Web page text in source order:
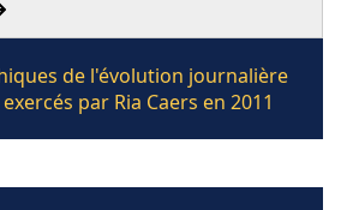
de l'évolution journalière
par Ria Caers en 2011